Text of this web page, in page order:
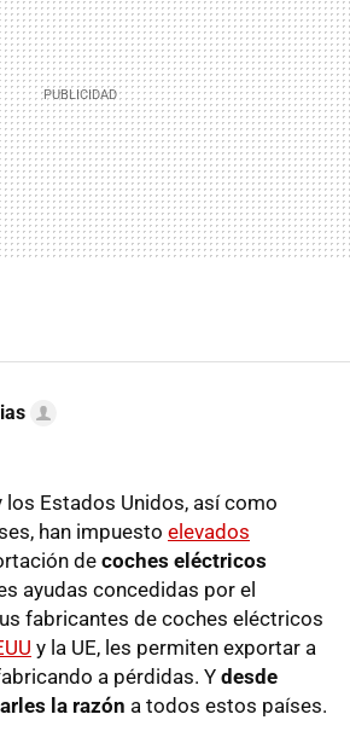
los Estados Unidos, así como
han impuesto elevados
de coches eléctricos
ayudas concedidas por el
fabricantes de coches eléctricos
y la UE, les permiten exportar a
a pérdidas. Y desde
la razón a todos estos países.